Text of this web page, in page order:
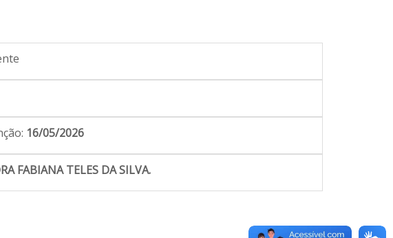
16/05/2026
FABIANA TELES DA SILVA.